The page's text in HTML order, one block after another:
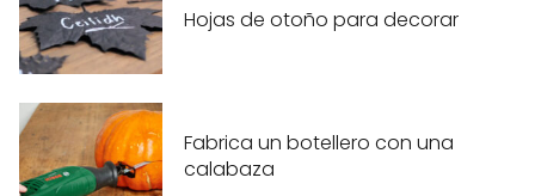
Hojas de otoño para decorar
Fabrica un botellero con una
calabaza